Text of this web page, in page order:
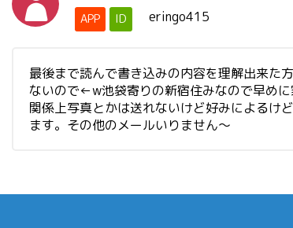
APP ID eringo415
最後まで読んで書き込みの内容を理解出来た
ないので←w池袋寄りの新宿住みなので早め
関係上写真とかは送れないけど好みによるけ
ます。その他のメールいりません～